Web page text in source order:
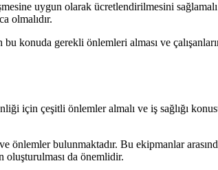
uygun olarak ücretlendirilmesini
olmalıdır.
gerekli önlemleri alması ve
için çeşitli önlemler almalı ve iş sağlığı
önlemler bulunmaktadır. Bu ekipmanlar
oluşturulması da önemlidir.